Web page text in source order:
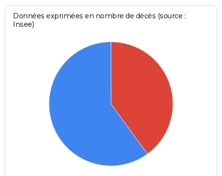
Données exprimées en nombre de décès (source :
Insee)